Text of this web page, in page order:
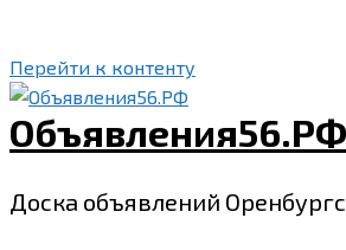
Перейти к контенту
Объявления56.РФ
Доска объявлений